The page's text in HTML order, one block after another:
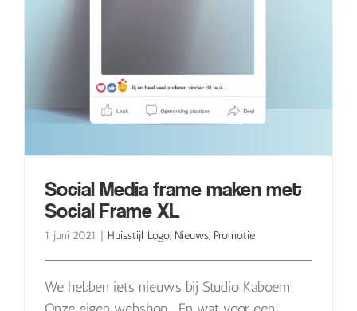
Social Media frame maken met
Social Frame XL
1 juni 2021 | Huisstijl, Logo, Nieuws, Promotie
We hebben iets nieuws bij Studio Kaboem!